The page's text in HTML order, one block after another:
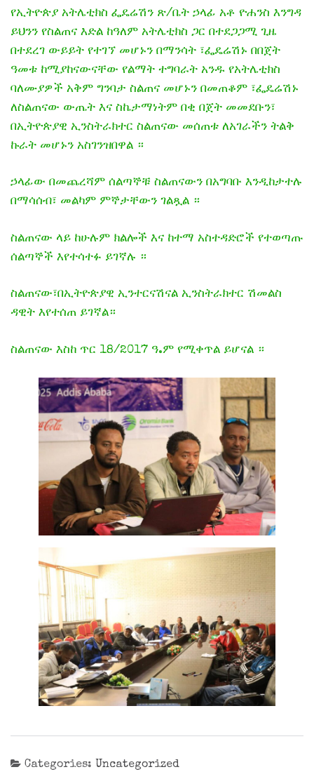
የኢትዮጵያ አትሌቲክስ ፌዴሬሽን ጽ/ቤት ኃላፊ አቶ ዮሐንስ እንግዳ
ይህንን የስልጠና እድል ከዓለም አትሌቲክስ ጋር በተደጋጋሚ ጊዜ
በተደረገ ውይይት የተገኘ መሆኑን በማንሳት ፣ፌዴሬሽኑ በበጀት
ዓመቱ ከሚያከናውናቸው የልማት ተግባራት አንዱ የአትሌቲክስ
ባለሙያዎች አቅም ግንባታ ስልጠና መሆኑን በመጠቆም ፣ፌዴሬሽኑ
ለስልጠናው ውጤት እና ስኬታማነትም በቂ በጀት መመደቡን፣
በኢትዮጵያዊ ኢንስትራክተር ስልጠናው መሰጠቱ ለአገራችን ትልቅ
ኩራት መሆኑን አስገንዝበዋል ።
ኃላፊው በመጨረሻም ሰልጣኞቹ ስልጠናውን በአግባቡ እንዲከታተሉ
በማሳሰብ፣ መልካም ምኞታቸውን ገልጿል ።
ስልጠናው ላይ ከሁሉም ክልሎች እና ከተማ አስተዳድሮች የተወጣጡ
ሰልጣኞች እየተሳተፉ ይገኛሉ ።
ስልጠናው፣በኢትዮጵያዊ ኢንተርናሽናል ኢንስትራክተር ሽመልስ
ዳዊት እየተሰጠ ይገኛል።
ስልጠናው እስከ ጥር 18/2017 ዓ.ም የሚቀጥል ይሆናል ።
Categories: Uncategorized